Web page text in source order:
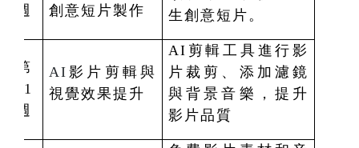
週 創意短片製作
生創意短片。
第
11
週
AI 影片剪輯與
視覺效果提升
AI 剪輯工具進行影
片裁剪、添加濾鏡
與背景音樂，提升
影片品質